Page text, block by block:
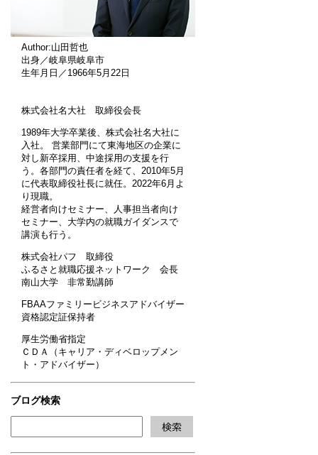
Author:山田哲也
出身／岐阜県岐阜市
生年月日／1966年5月22日
株式会社名大社 取締役会長
1989年大学卒業後、株式会社名大社に
入社。 営業部門にて東海地区の企業に
対し新卒採用、中途採用の支援を行
う。各部門の責任者を経て、2010年5月
に代表取締役社長に就任。2022年6月よ
り現職。
経営者向けセミナー、人事担当者向け
セミナー、大学内の就職ガイダンスで
講演も行う。
株式会社パフ 取締役
ふるさと就職応援ネットワーク 会長
南山大学 非常勤講師
FBAAファミリービジネスアドバイザー
資格認定証保持者
厚生労働省指定
ＣＤＡ（キャリア・ディベロップメン
ト・アドバイザー）
ブログ検索